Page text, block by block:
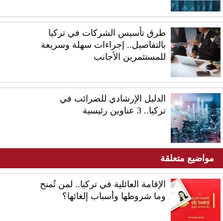
طرق تأسيس الشركات في تركيا
بالتفاصيل.. إجراءات سهلة وسريعة
للمستثمرين الأجانب
الدليل الإرشادي للضرائب في
تركيا.. 3 عناوين رئيسية
مواضيع متعلقة
الإقامة العائلية في تركيا.. لمن تُمنح
وما شروطها وأسباب إلغائها؟